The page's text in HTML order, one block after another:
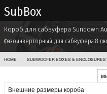
Sub Box
Короб для сабвуфера Sundown
Фазоинверторный для сабвуфера 8
HOME SUBWOOFER BOXES & ENCLOSURES
Внешние размеры короба